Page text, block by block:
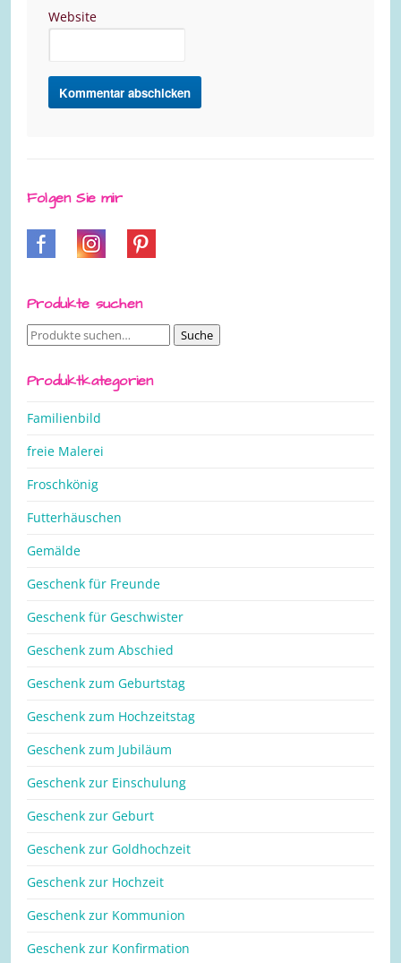
Website
Folgen Sie mir
Produkte suchen
Suche
Suche
Produktkategorien
Familienbild
freie Malerei
Froschkönig
Futterhäuschen
Gemälde
Geschenk für Freunde
Geschenk für Geschwister
Geschenk zum Abschied
Geschenk zum Geburtstag
Geschenk zum Hochzeitstag
Geschenk zum Jubiläum
Geschenk zur Einschulung
Geschenk zur Geburt
Geschenk zur Goldhochzeit
Geschenk zur Hochzeit
Geschenk zur Kommunion
Geschenk zur Konfirmation